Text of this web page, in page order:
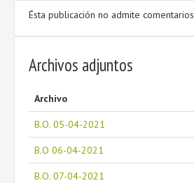
Ésta publicación no admite comentarios
Archivos adjuntos
Archivo
B.O. 05-04-2021
B.O 06-04-2021
B.O. 07-04-2021